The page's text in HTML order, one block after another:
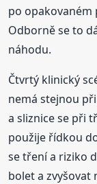
po opakovaném
Odborně se to
náhodu.
Čtvrtý klinický
nemá stejnou
a sliznice se při
použije řídkou
se tření a riziko
bolet a zvyšovat